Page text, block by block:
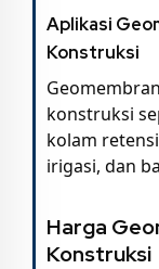
Aplikasi
Konstruksi
konstruksi
kolam
irigasi, dan
Harga
Konstruksi